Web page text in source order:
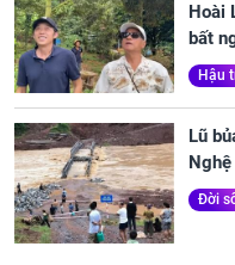
Hoài
bất
Hậu
Lũ
Đời